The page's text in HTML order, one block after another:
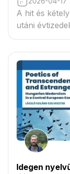
A hit és
utáni
Idegen